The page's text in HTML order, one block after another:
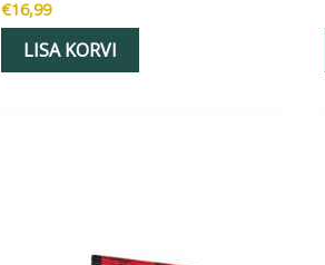
€16,99
LISA KORVI